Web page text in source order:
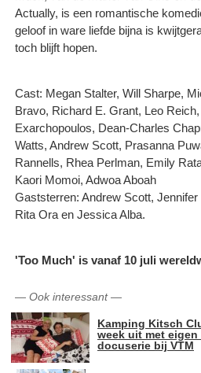
Actually, is een romantische
geloof in ware liefde bijna is
toch blijft hopen.
Cast: Megan Stalter, Will Sharpe,
Bravo, Richard E. Grant, Leo
Exarchopoulos, Dean-Charles
Watts, Andrew Scott, Prasanna
Rannells, Rhea Perlman, Emily
Kaori Momoi, Adwoa Aboah
Gaststerren: Andrew Scott,
Rita Ora en Jessica Alba.
'Too Much' is vanaf 10 juli
— Ook interessant—
Kamping Kitsch
week uit met
docuserie bij VTM